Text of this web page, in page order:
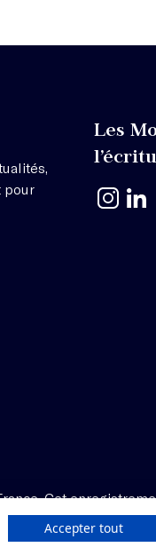
pour
Les
Cet
Accepter tout